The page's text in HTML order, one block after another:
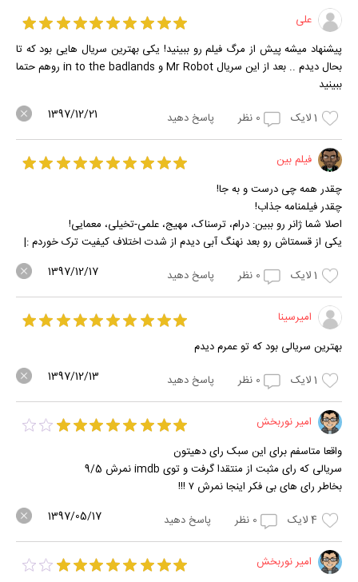
علی
پیشنهاد میشه پیش از مرگ فیلم رو ببینید! یکی بهترین سریال هایی بود که تا
بحال دیدم .. بعد از این سریال Mr Robot و in to the badlands روهم حتما
ببینید
1لایک 0 نظر پاسخ دهید 1397/12/21
فیلم بین
چقدر همه چی درست و به جا!
چقدر فیلمنامه جذاب!
اصلا شما ژانر رو ببین: درام، ترسناک، مهیج، علمی-تخیلی، معمایی!
یکی از قسمتاش رو بعد نهنگ آبی دیدم از شدت اختلاف کیفیت ترک خوردم :|
1لایک 0 نظر پاسخ دهید 1397/12/17
امیرسینا
بهترین سریالی بود که تو عمرم دیدم
1لایک 0 نظر پاسخ دهید 1397/12/13
امیر نوربخش
واقعا متاسفم برای این سبک رای دهیتون
سریالی که رای مثبت از منتقدا گرفت و توی imdb نمرش 9/5
بخاطر رای های بی فکر اینجا نمرش ۷ !!!
4لایک 0 نظر پاسخ دهید 1397/05/17
امیر نوربخش